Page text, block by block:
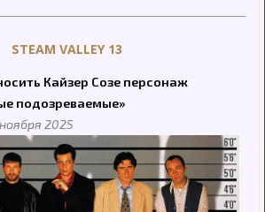
STEAM VALLEY 13
Кайзер Созе персонаж
подозреваемые»
2025